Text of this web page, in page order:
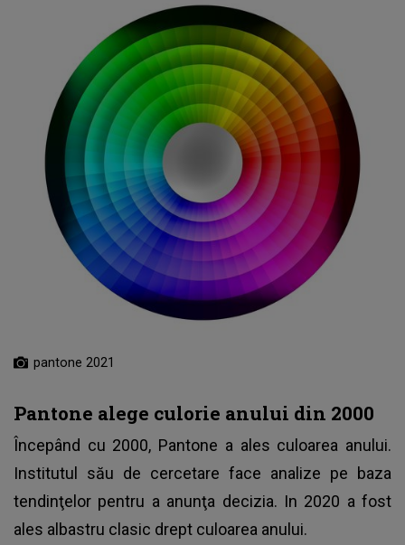
pantone 2021
Pantone alege culorie anului din 2000
Începând cu 2000, Pantone a ales culoarea anului.
Institutul său de cercetare face analize pe baza
tendinţelor pentru a anunţa decizia. In 2020 a fost
ales albastru clasic drept culoarea anului.